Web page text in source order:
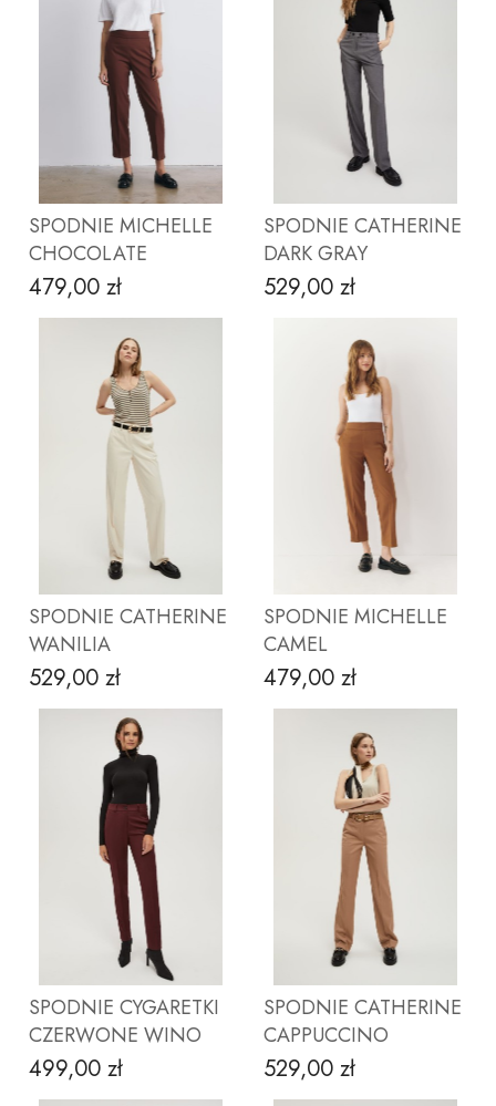
ZOBACZ PRODUKT ZOBACZ PRODUKT
SPODNIE MICHELLE
CHOCOLATE
Cena
479,00 zł
ZOBACZ PRODUKT
SPODNIE CATHERINE
DARK GRAY
Cena
529,00 zł
ZOBACZ PRODUKT
SPODNIE CATHERINE
WANILIA
Cena
529,00 zł
ZOBACZ PRODUKT
SPODNIE MICHELLE
CAMEL
Cena
479,00 zł
ZOBACZ PRODUKT
SPODNIE CYGARETKI
CZERWONE WINO
Cena
499,00 zł
SPODNIE CATHERINE
CAPPUCCINO
Cena
529,00 zł